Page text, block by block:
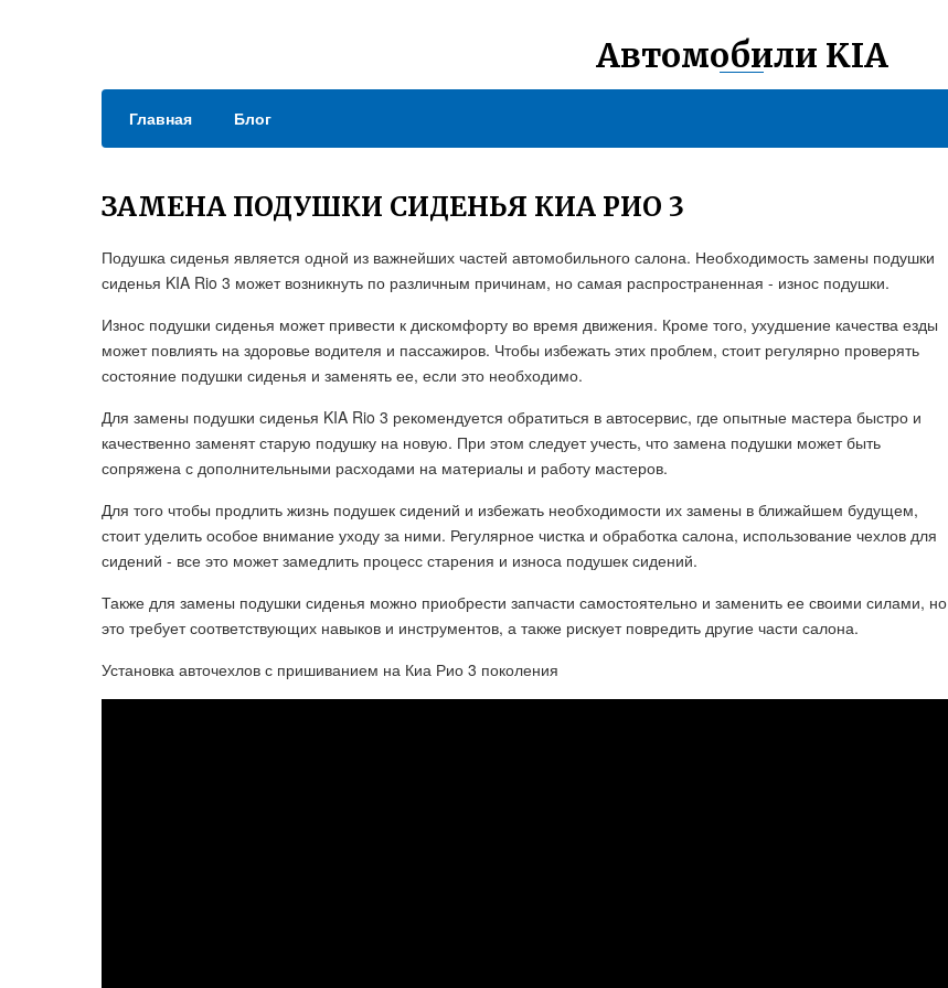
Автомобили KIA
Главная Блог
ЗАМЕНА ПОДУШКИ СИДЕНЬЯ КИА РИО 3
Подушка сиденья является одной из важнейших частей автомобильного салона. Необходимость замены подушки
сиденья KIA Rio 3 может возникнуть по различным причинам, но самая распространенная - износ подушки.
Износ подушки сиденья может привести к дискомфорту во время движения. Кроме того, ухудшение качества езды
может повлиять на здоровье водителя и пассажиров. Чтобы избежать этих проблем, стоит регулярно проверять
состояние подушки сиденья и заменять ее, если это необходимо.
Для замены подушки сиденья KIA Rio 3 рекомендуется обратиться в автосервис, где опытные мастера быстро и
качественно заменят старую подушку на новую. При этом следует учесть, что замена подушки может быть
сопряжена с дополнительными расходами на материалы и работу мастеров.
Для того чтобы продлить жизнь подушек сидений и избежать необходимости их замены в ближайшем будущем,
стоит уделить особое внимание уходу за ними. Регулярное чистка и обработка салона, использование чехлов для
сидений - все это может замедлить процесс старения и износа подушек сидений.
Также для замены подушки сиденья можно приобрести запчасти самостоятельно и заменить ее своими силами, но
это требует соответствующих навыков и инструментов, а также рискует повредить другие части салона.
Установка авточехлов с пришиванием на Киа Рио 3 поколения